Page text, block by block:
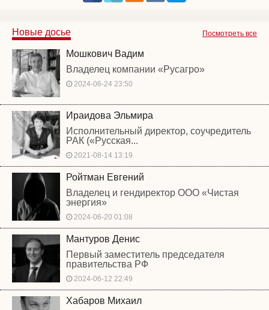
Посмотреть все
Новые досье
Мошкович Вадим
Владелец компании «Русагро»
2024-06-24 23:50
Ираидова Эльмира
Исполнительный директор, соучредитель
РАК («Русская...
2021-08-14 13:19
Ройтман Евгений
Владелец и гендиректор ООО «Чистая
энергия»
2024-06-20 01:08
Мантуров Денис
Первый заместитель председателя
правительства РФ
2024-06-12 22:49
Хабаров Михаил